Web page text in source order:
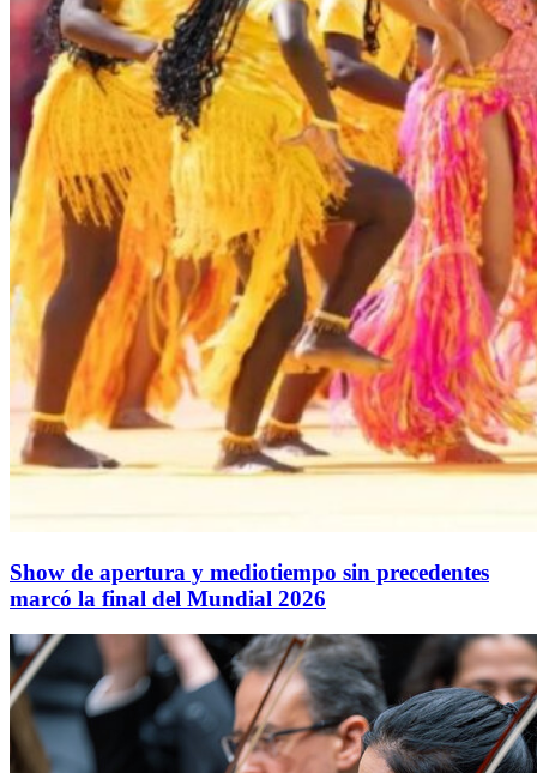
Show de apertura y mediotiempo sin precedentes
marcó la final del Mundial 2026